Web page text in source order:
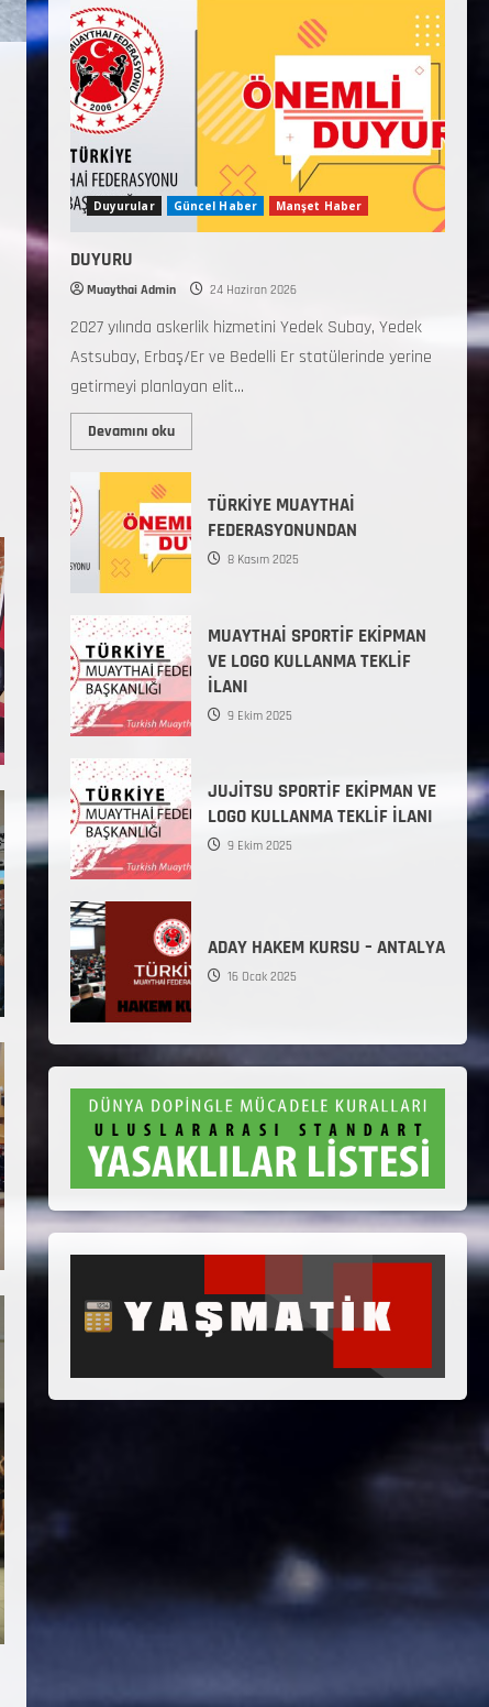
Duyurular Güncel Haber Manşet Haber
DUYURU
Muaythai Admin 24 Haziran 2026
2027 yılında askerlik hizmetini Yedek Subay, Yedek
Astsubay, Erbaş/Er ve Bedelli Er statülerinde yerine
getirmeyi planlayan elit...
Devamını oku
TÜRKİYE MUAYTHAİ
FEDERASYONUNDAN
8 Kasım 2025
MUAYTHAİ SPORTİF EKİPMAN
VE LOGO KULLANMA TEKLİF
İLANI
9 Ekim 2025
JUJİTSU SPORTİF EKİPMAN VE
LOGO KULLANMA TEKLİF İLANI
9 Ekim 2025
ADAY HAKEM KURSU – ANTALYA
16 Ocak 2025